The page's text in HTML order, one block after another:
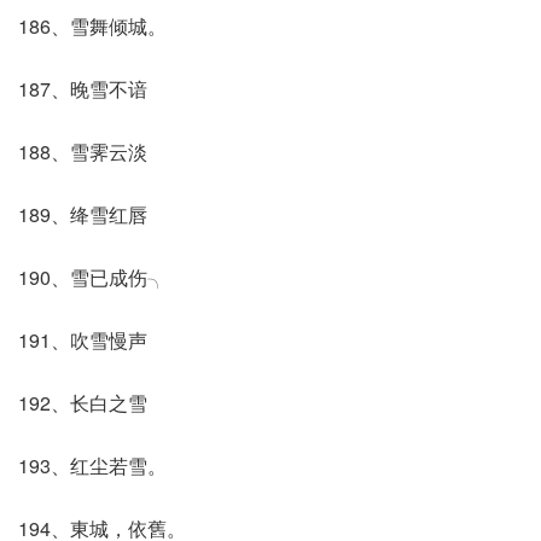
186、雪舞倾城。
187、晚雪不谙
188、雪霁云淡
189、绛雪红唇
190、雪已成伤╮
191、吹雪慢声
192、长白之雪
193、红尘若雪。
194、東城，依舊。